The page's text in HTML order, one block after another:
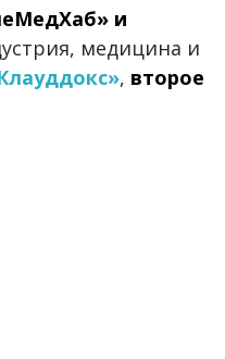
и
медицина и
, второе